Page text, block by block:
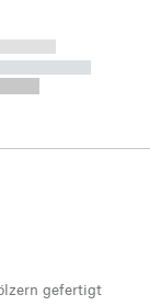
-----------
gefertigt